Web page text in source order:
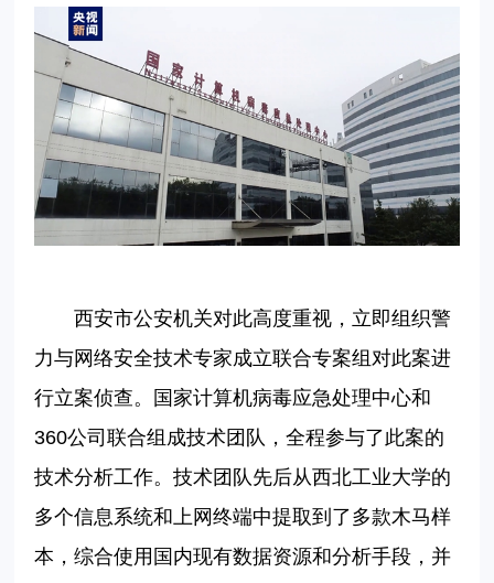
西安市公安机关对此高度重视，立即组织警
力与网络安全技术专家成立联合专案组对此案进
行立案侦查。国家计算机病毒应急处理中心和
360公司联合组成技术团队，全程参与了此案的
技术分析工作。技术团队先后从西北工业大学的
多个信息系统和上网终端中提取到了多款木马样
本，综合使用国内现有数据资源和分析手段，并